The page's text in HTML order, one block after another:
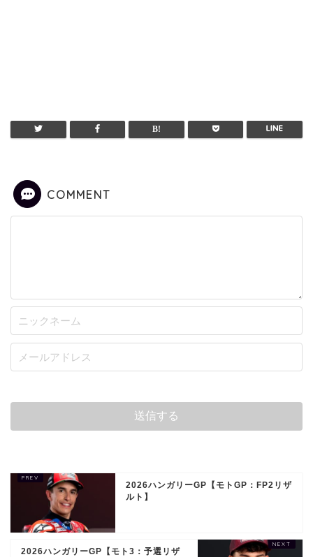
COMMENT
2026ハンガリーGP【モトGP：FP2リザ
ルト】
2026ハンガリーGP【モト3：予選リザ